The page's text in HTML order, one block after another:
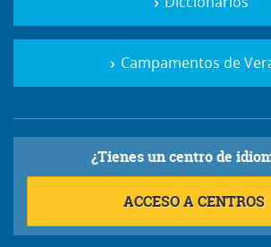
Campamentos de
¿Tienes un centro de
ACCESO A CENTROS